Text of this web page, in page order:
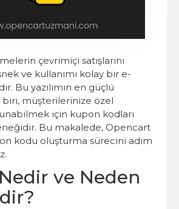
çevrimiçi satışlarını
ve kullanımı kolay bir e-
Bu yazılımın en güçlü
müşterilerinize özel
için kupon kodları
Bu makalede, Opencart
kodu oluşturma sürecini adım
ve Neden